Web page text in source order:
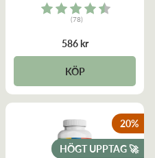
Rating:
(78)
586 kr
KÖP
20%
HÖGT UPPTAG 🚀